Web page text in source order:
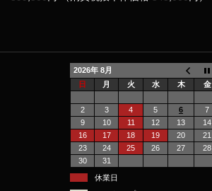
2026年 8月
日
月 火 水 木 金
2
3 4 5 6 7
9
10 11 12 13 14
16
17 18 19 20 21
23
24 25 26 27 28
30
31
休業日